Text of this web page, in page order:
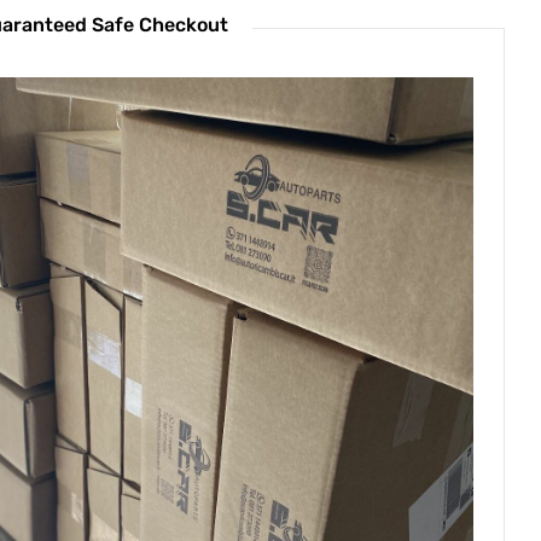
Safe Checkout